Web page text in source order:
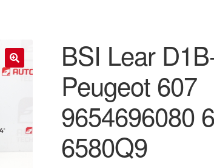
🔍
BSI Lear
Peugeot 607
9654696080
6580Q9